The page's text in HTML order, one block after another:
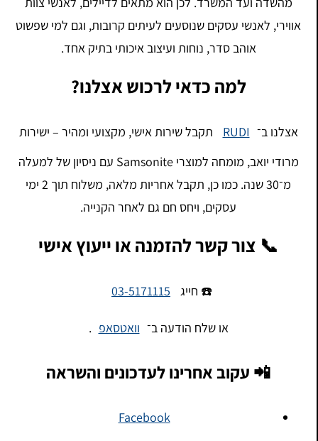
אווירי, לאנשי עסקים שנוסעים לעיתים קרובות, וגם למי שפשוט
אוהב סדר, נוחות ועיצוב איכותי בתיק אחד.
למה כדאי לרכוש אצלנו?
אצלנו ב־ RUDI
תקבל שירות אישי, מקצועי ומהיר – ישירות
מרודי יואב, מומחה למוצרי Samsonite עם ניסיון של למעלה
מ־30 שנה. כמו כן, תקבל אחריות מלאה, משלוח תוך 2 ימי
עסקים, ויחס חם גם לאחר הקנייה.
📞 צור קשר להזמנה או ייעוץ אישי
☎️ חייג 03-5171115
או שלח הודעה ב־ וואטסאפ
📲 עקוב אחרינו לעדכונים והשראה
Facebook